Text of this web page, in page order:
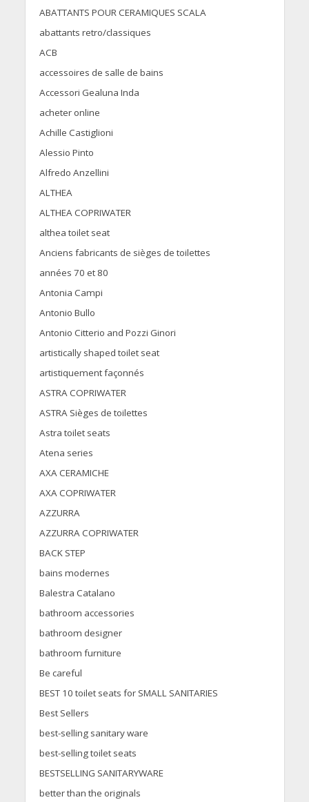
ABATTANTS POUR CERAMIQUES SCALA
abattants retro/classiques
ACB
accessoires de salle de bains
Accessori Gealuna Inda
acheter online
Achille Castiglioni
Alessio Pinto
Alfredo Anzellini
ALTHEA
ALTHEA COPRIWATER
althea toilet seat
Anciens fabricants de sièges de toilettes
années 70 et 80
Antonia Campi
Antonio Bullo
Antonio Citterio and Pozzi Ginori
artistically shaped toilet seat
artistiquement façonnés
ASTRA COPRIWATER
ASTRA Sièges de toilettes
Astra toilet seats
Atena series
AXA CERAMICHE
AXA COPRIWATER
AZZURRA
AZZURRA COPRIWATER
BACK STEP
bains modernes
Balestra Catalano
bathroom accessories
bathroom designer
bathroom furniture
Be careful
BEST 10 toilet seats for SMALL SANITARIES
Best Sellers
best-selling sanitary ware
best-selling toilet seats
BESTSELLING SANITARYWARE
better than the originals